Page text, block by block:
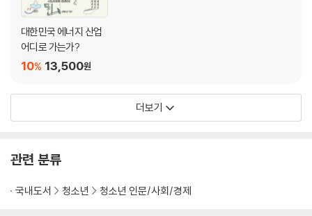
대한민국 에너지 산업
어디로 가는가?
13,500원
10%
더보기
관련 분류
국내도서 청소년 청소년 인문/사회/경제